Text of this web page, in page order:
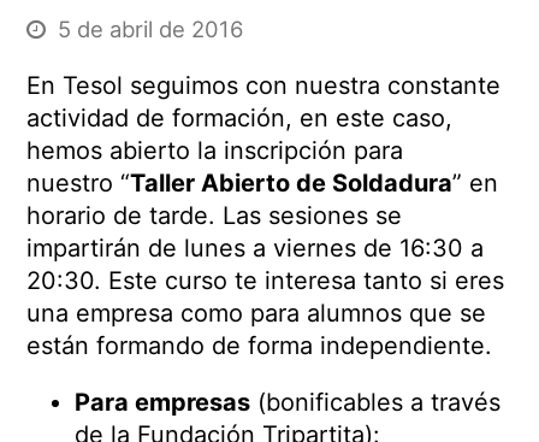
5 de abril de 2016
En Tesol seguimos con nuestra constante
actividad de formación, en este caso,
hemos abierto la inscripción para
nuestro “Taller Abierto de Soldadura” en
horario de tarde. Las sesiones se
impartirán de lunes a viernes de 16:30 a
20:30. Este curso te interesa tanto si eres
una empresa como para alumnos que se
están formando de forma independiente.
Para empresas (bonificables a través
de la Fundación Tripartita):